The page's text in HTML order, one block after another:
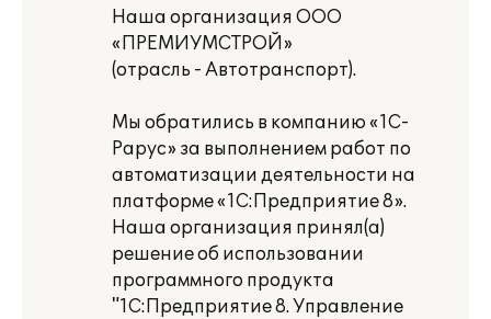
Наша организация ООО
«ПРЕМИУМСТРОЙ»
(отрасль - Автотранспорт).
Мы обратились в компанию «1С-
Рарус» за выполнением работ по
автоматизации деятельности на
платформе «1С:Предприятие 8».
Наша организация принял(а)
решение об использовании
программного продукта
"1С:Предприятие 8. Управление